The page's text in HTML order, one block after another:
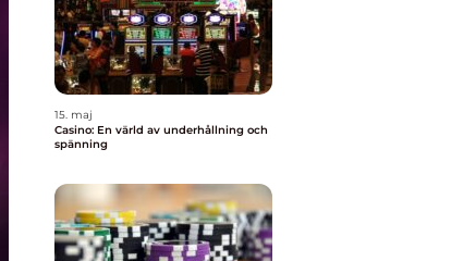
15. maj
Casino: En värld av underhållning och
spänning